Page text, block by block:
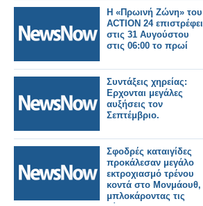
Η «Πρωινή Ζώνη» του
ACTION 24 επιστρέφει
στις 31 Αυγούστου
στις 06:00 το πρωί
Συντάξεις χηρείας:
Ερχονται μεγάλες
αυξήσεις τον
Σεπτέμβριο.
Σφοδρές καταιγίδες
προκάλεσαν μεγάλο
εκτροχιασμό τρένου
κοντά στο Μονμάουθ,
μπλοκάροντας τις